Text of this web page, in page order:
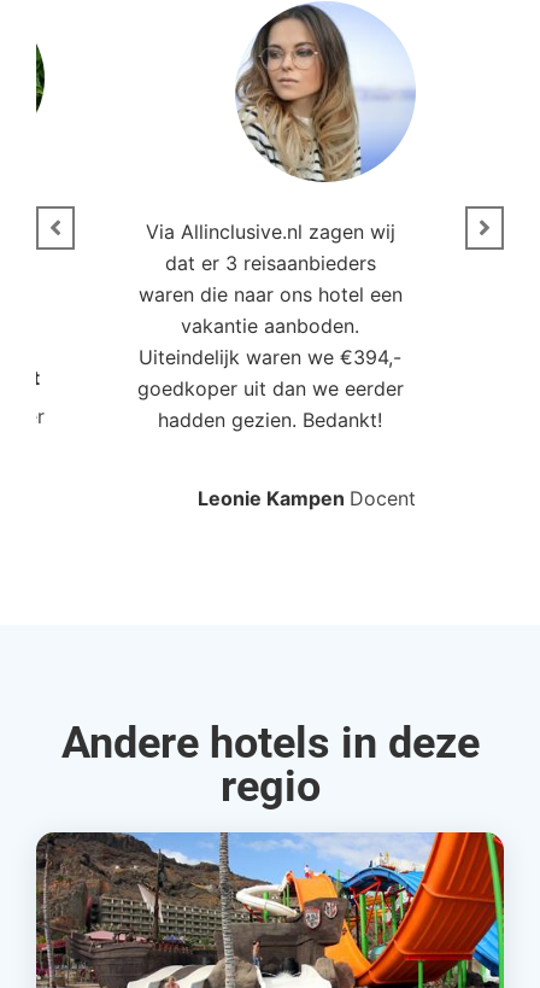
Via Allinclusive.nl zagen wij
dat er 3 reisaanbieders
waren die naar ons hotel een
vakantie aanboden.
Uiteindelijk waren we €394,-
goedkoper uit dan we eerder
hadden gezien. Bedankt!
Leonie Kampen Docent
Andere hotels in deze
regio